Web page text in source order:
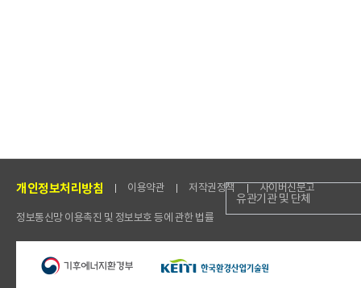
개인정보처리방침 이용약관 저작권정책 사이버신문고
정보통신망 이용촉진 및 정보보호 등에 관한 법률
유관기관 및 단체